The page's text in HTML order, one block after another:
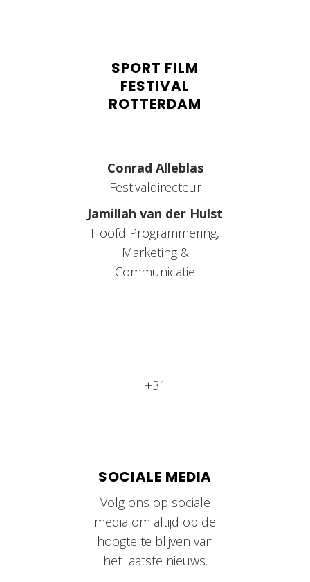
SPORT FILM
FESTIVAL
ROTTERDAM
Conrad Alleblas
Festivaldirecteur
Jamillah van der Hulst
Hoofd Programmering,
Marketing &
Communicatie
+31
SOCIALE MEDIA
Volg ons op sociale
media om altijd op de
hoogte te blijven van
het laatste nieuws.